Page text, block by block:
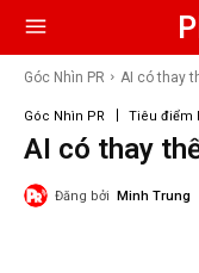
Góc Nhìn PR AI có thay
Góc Nhìn PR Tiêu điểm
AI có thay
Đăng bởi Minh Trung